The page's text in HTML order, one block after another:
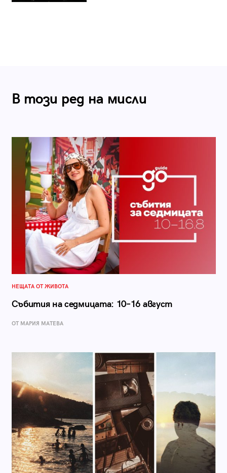
В този ред на мисли
НЕЩАТА ОТ ЖИВОТА
Събития на седмицата: 10–16 август
ОТ МАРИЯ МАТЕВА